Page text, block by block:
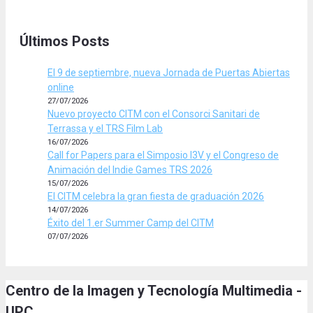
Últimos Posts
El 9 de septiembre, nueva Jornada de Puertas Abiertas
online
27/07/2026
Nuevo proyecto CITM con el Consorci Sanitari de
Terrassa y el TRS Film Lab
16/07/2026
Call for Papers para el Simposio I3V y el Congreso de
Animación del Indie Games TRS 2026
15/07/2026
El CITM celebra la gran fiesta de graduación 2026
14/07/2026
Éxito del 1.er Summer Camp del CITM
07/07/2026
Centro de la Imagen y Tecnología Multimedia -